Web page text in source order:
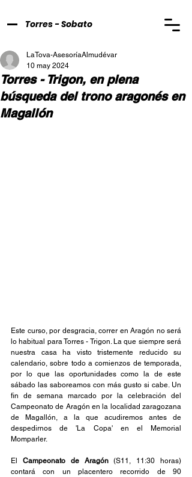
Torres - Sobato
Torres - Trigon, en plena
búsqueda del trono aragonés en
Magallón
LaTova-AsesoríaAlmudévar
10 may 2024
Este curso, por desgracia, correr en Aragón no será
lo habitual para Torres - Trigon. La que siempre será
nuestra casa ha visto tristemente reducido su
calendario, sobre todo a comienzos de temporada,
por lo que las oportunidades como la de este
sábado las saboreamos con más gusto si cabe. Un
fin de semana marcado por la celebración del
Campeonato de Aragón en la localidad zaragozana
de Magallón, a la que acudiremos antes de
despedirnos de 'La Copa' en el Memorial
Momparler.
El Campeonato de Aragón (S11, 11:30 horas)
contará con un placentero recorrido de 90